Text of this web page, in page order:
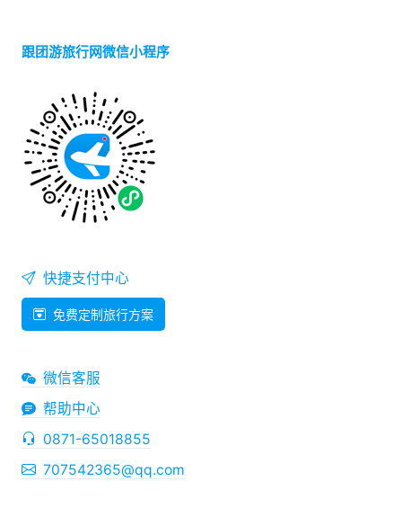
跟团游旅行网微信小程序
快捷支付中心
免费定制旅行方案
微信客服
帮助中心
0871-65018855
707542365@qq.com